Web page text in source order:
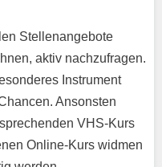
Stellenangebote
aktiv nachzufragen.
Instrument
Ansonsten
VHS-Kurs
Online-Kurs widmen